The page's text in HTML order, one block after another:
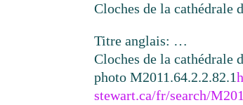
Cloches de la cathédrale
Titre anglais: …
Cloches de la cathédrale
photo M2011.64.2.2.82.1
stewart.ca/fr/search/